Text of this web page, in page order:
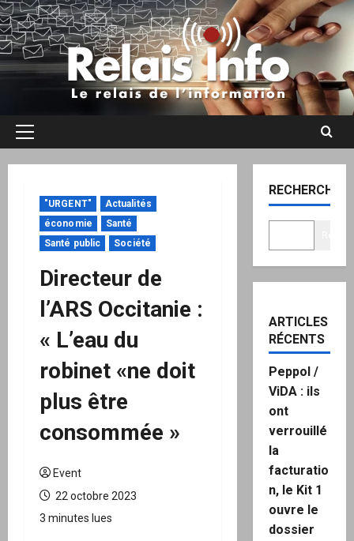
Aller
au
contenu
Menu
"URGENT"
Actualités
économie
Santé
Santé public
Société
Directeur de
l’ARS Occitanie :
« L’eau du
robinet «ne doit
plus être
consommée »
Event
22 octobre 2023
3 minutes lues
RECHERCHER
ARTICLES
RÉCENTS
Peppol /
ViDA : ils
ont
verrouillé
la
facturatio
n, le Kit 1
ouvre le
dossier